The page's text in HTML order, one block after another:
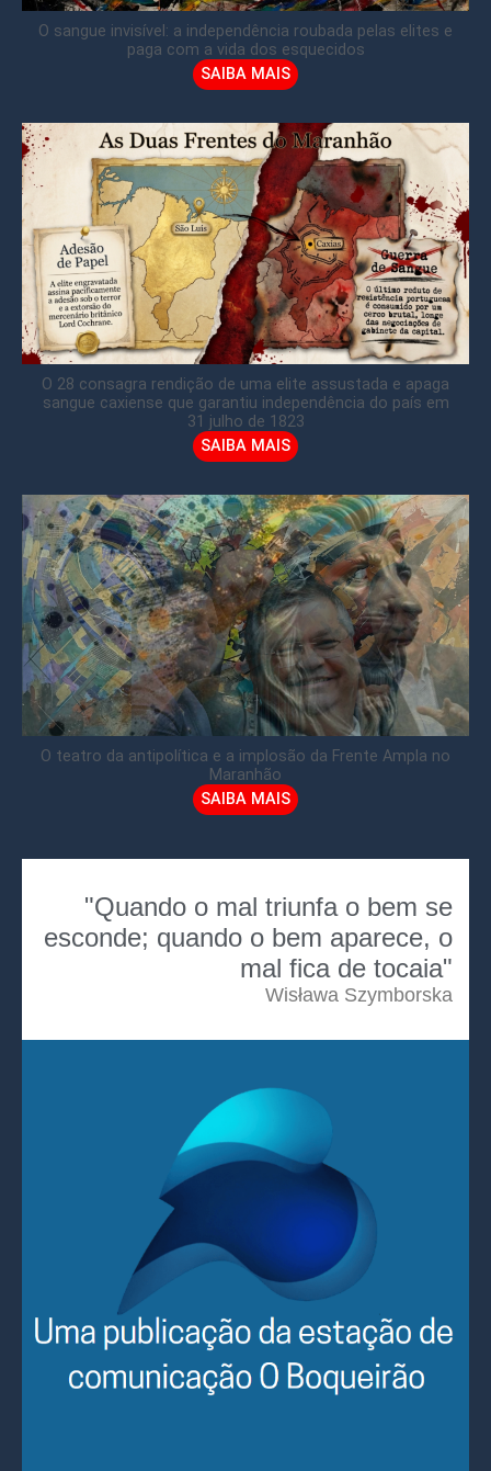
O sangue invisível: a independência roubada pelas elites e
paga com a vida dos esquecidos
SAIBA MAIS
O 28 consagra rendição de uma elite assustada e apaga
sangue caxiense que garantiu independência do país em
31 julho de 1823
SAIBA MAIS
O teatro da antipolítica e a implosão da Frente Ampla no
Maranhão
SAIBA MAIS
"Quando o mal triunfa o bem se
esconde; quando o bem aparece, o
mal fica de tocaia"
Wisława Szymborska